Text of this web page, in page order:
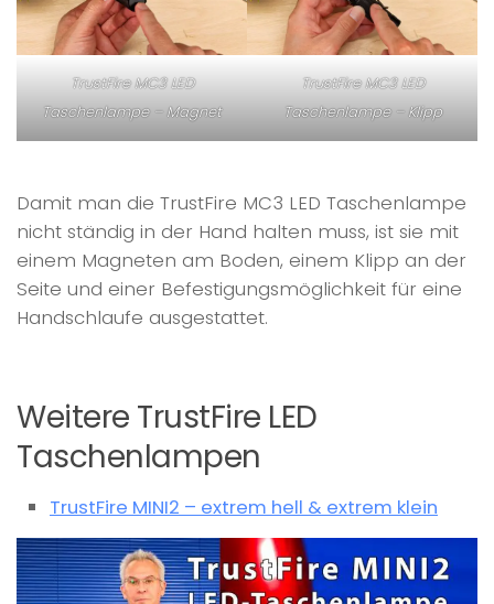
TrustFire MC3 LED
Taschenlampe – Magnet
TrustFire MC3 LED
Taschenlampe – Klipp
Damit man die TrustFire MC3 LED Taschenlampe
nicht ständig in der Hand halten muss, ist sie mit
einem Magneten am Boden, einem Klipp an der
Seite und einer Befestigungsmöglichkeit für eine
Handschlaufe ausgestattet.
Weitere TrustFire LED
Taschenlampen
TrustFire MINI2 – extrem hell & extrem klein